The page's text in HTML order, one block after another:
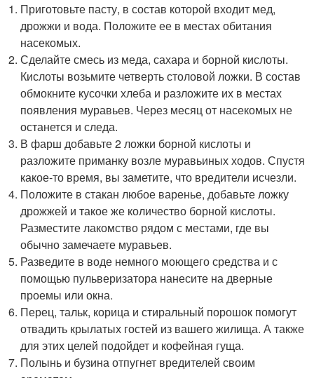
Приготовьте пасту, в состав которой входит мед,
дрожжи и вода. Положите ее в местах обитания
насекомых.
Сделайте смесь из меда, сахара и борной кислоты.
Кислоты возьмите четверть столовой ложки. В состав
обмокните кусочки хлеба и разложите их в местах
появления муравьев. Через месяц от насекомых не
останется и следа.
В фарш добавьте 2 ложки борной кислоты и
разложите приманку возле муравьиных ходов. Спустя
какое-то время, вы заметите, что вредители исчезли.
Положите в стакан любое варенье, добавьте ложку
дрожжей и такое же количество борной кислоты.
Разместите лакомство рядом с местами, где вы
обычно замечаете муравьев.
Разведите в воде немного моющего средства и с
помощью пульверизатора нанесите на дверные
проемы или окна.
Перец, тальк, корица и стиральный порошок помогут
отвадить крылатых гостей из вашего жилища. А также
для этих целей подойдет и кофейная гуща.
Полынь и бузина отпугнет вредителей своим